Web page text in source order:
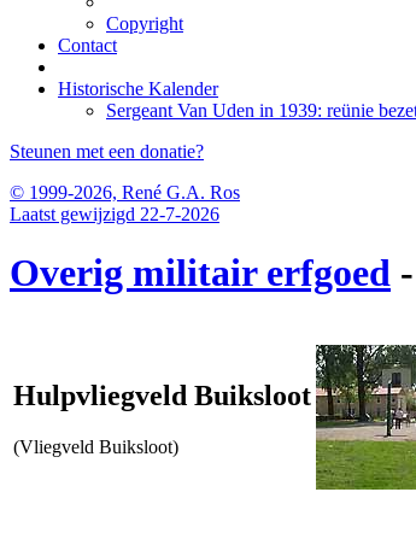
Copyright
Contact
Historische Kalender
Sergeant Van Uden in 1939: reünie
Steunen met een donatie?
© 1999-2026, René G.A. Ros
Laatst gewijzigd 22-7-2026
Overig militair erfgoed -
Hulpvliegveld Buiksloot
(Vliegveld Buiksloot)